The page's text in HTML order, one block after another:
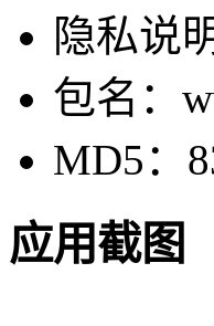
隐私说
包名：
MD5：
应用截图